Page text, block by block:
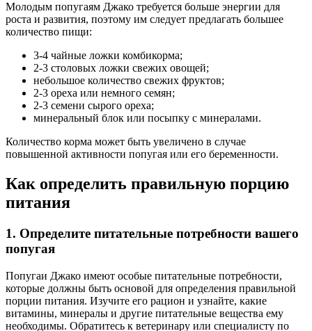
Молодым попугаям Джако требуется больше энергии для
роста и развития, поэтому им следует предлагать большее
количество пищи:
3-4 чайные ложки комбикорма;
2-3 столовых ложки свежих овощей;
небольшое количество свежих фруктов;
2-3 ореха или немного семян;
2-3 семени сырого ореха;
минеральный блок или посыпку с минералами.
Количество корма может быть увеличено в случае
повышенной активности попугая или его беременности.
Как определить правильную порцию
питания
1. Определите питательные потребности вашего
попугая
Попугаи Джако имеют особые питательные потребности,
которые должны быть основой для определения правильной
порции питания. Изучите его рацион и узнайте, какие
витамины, минералы и другие питательные вещества ему
необходимы. Обратитесь к ветеринару или специалисту по